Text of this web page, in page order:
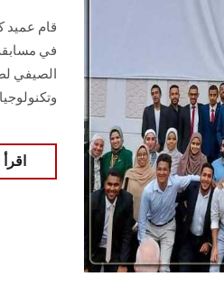
قام عميد
في
الصيفي
اقرأ